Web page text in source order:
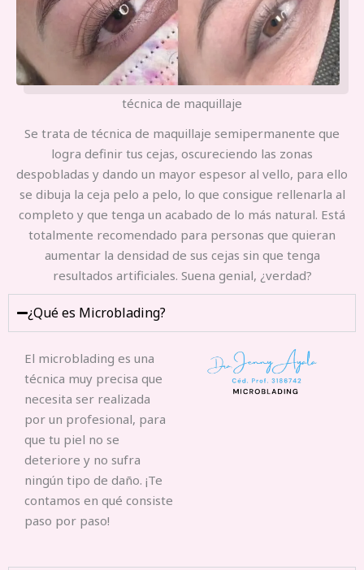
técnica de maquillaje
Se trata de técnica de maquillaje semipermanente que
logra definir tus cejas, oscureciendo las zonas
despobladas y dando un mayor espesor al vello, para ello
se dibuja la ceja pelo a pelo, lo que consigue rellenarla al
completo y que tenga un acabado de lo más natural. Está
totalmente recomendado para personas que quieran
aumentar la densidad de sus cejas sin que tenga
resultados artificiales. Suena genial, ¿verdad?
¿Qué es Microblading?
El microblading es una
técnica muy precisa que
necesita ser realizada
por un profesional, para
que tu piel no se
deteriore y no sufra
ningún tipo de daño. ¡Te
contamos en qué consiste
paso por paso!